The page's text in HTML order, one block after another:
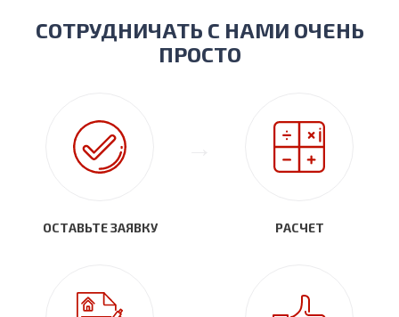
СОТРУДНИЧАТЬ С НАМИ ОЧЕНЬ
ПРОСТО
ОСТАВЬТЕ ЗАЯВКУ РАСЧЕТ